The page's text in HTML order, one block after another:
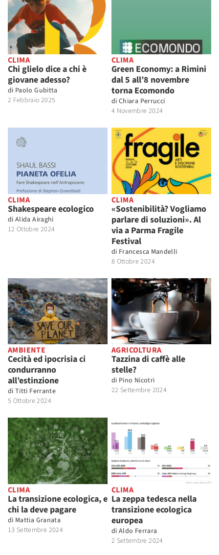
CLIMA
Chi glielo dice a chi è
giovane adesso?
di Paolo Gubitta
2 Febbraio 2025
CLIMA
Green Economy: a Rimini
dal 5 all’8 novembre
torna Ecomondo
di Chiara Perrucci
4 Novembre 2024
CLIMA
Shakespeare ecologico
di Alida Airaghi
12 Ottobre 2024
CLIMA
«Sostenibilità? Vogliamo
parlare di soluzioni». Al
via a Parma Fragile
Festival
di Francesca Mandelli
8 Ottobre 2024
AMBIENTE
Cecità ed ipocrisia ci
condurranno
all’estinzione
di Titti Ferrante
5 Ottobre 2024
AGRICOLTURA
Tazzina di caffè alle
stelle?
di Pino Nicotri
22 Settembre 2024
CLIMA
La transizione ecologica, e
chi la deve pagare
di Mattia Granata
13 Settembre 2024
CLIMA
La zeppa tedesca nella
transizione ecologica
europea
di Aldo Ferrara
2 Settembre 2024